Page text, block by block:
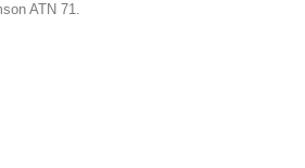
ATN 71.